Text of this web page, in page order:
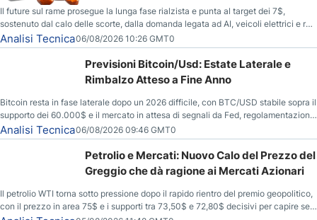
Il future sul rame prosegue la lunga fase rialzista e punta al target dei 7$,
sostenuto dal calo delle scorte, dalla domanda legata ad AI, veicoli elettrici e reti
energetiche, e dai timori di deficit produttivo dal 2028.
Analisi Tecnica06/08/2026 10:26 GMT0
Previsioni Bitcoin/Usd: Estate Laterale e
Rimbalzo Atteso a Fine Anno
Bitcoin resta in fase laterale dopo un 2026 difficile, con BTC/USD stabile sopra il
supporto dei 60.000$ e il mercato in attesa di segnali da Fed, regolamentazione
USA ed elezioni di medio termine.
Analisi Tecnica06/08/2026 09:46 GMT0
Petrolio e Mercati: Nuovo Calo del Prezzo del
Greggio che dà ragione ai Mercati Azionari
Il petrolio WTI torna sotto pressione dopo il rapido rientro del premio geopolitico,
con il prezzo in area 75$ e i supporti tra 73,50$ e 72,80$ decisivi per capire se il